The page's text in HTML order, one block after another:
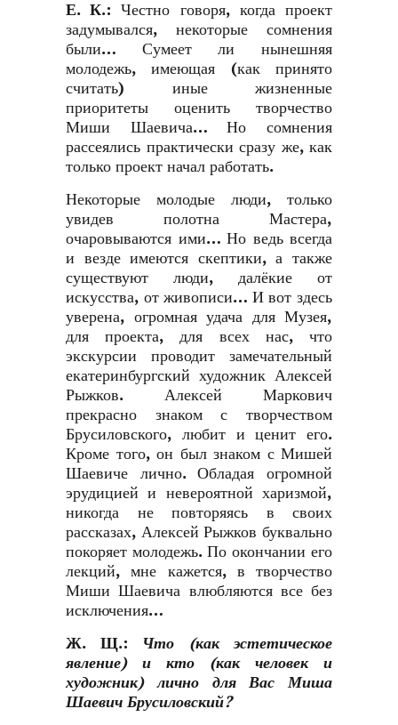
Е. К.: Честно говоря, когда проект
задумывался, некоторые сомнения
были… Сумеет ли нынешняя
молодежь, имеющая (как принято
считать) иные жизненные
приоритеты оценить творчество
Миши Шаевича… Но сомнения
рассеялись практически сразу же, как
только проект начал работать.
Некоторые молодые люди, только
увидев полотна Мастера,
очаровываются ими… Но ведь всегда
и везде имеются скептики, а также
существуют люди, далёкие от
искусства, от живописи… И вот здесь
уверена, огромная удача для Музея,
для проекта, для всех нас, что
экскурсии проводит замечательный
екатеринбургский художник Алексей
Рыжков. Алексей Маркович
прекрасно знаком с творчеством
Брусиловского, любит и ценит его.
Кроме того, он был знаком с Мишей
Шаевиче лично. Обладая огромной
эрудицией и невероятной харизмой,
никогда не повторяясь в своих
рассказах, Алексей Рыжков буквально
покоряет молодежь. По окончании его
лекций, мне кажется, в творчество
Миши Шаевича влюбляются все без
исключения…
Ж. Щ.:
Что (как эстетическое
явление) и кто (как человек и
художник) лично для Вас Миша
Шаевич Брусиловский?